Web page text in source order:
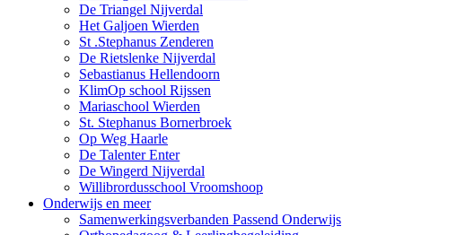
De Triangel Nijverdal
Het Galjoen Wierden
St .Stephanus Zenderen
De Rietslenke Nijverdal
Sebastianus Hellendoorn
KlimOp school Rijssen
Mariaschool Wierden
St. Stephanus Bornerbroek
Op Weg Haarle
De Talenter Enter
De Wingerd Nijverdal
Willibrordusschool Vroomshoop
Onderwijs en meer
Samenwerkingsverbanden Passend Onderwijs